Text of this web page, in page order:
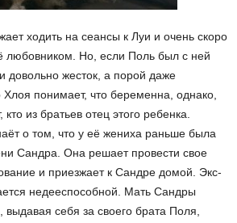
ходить на сеансы к Луи и очень скоро
любовником. Но, если Поль был с ней
довольно жесток, а порой даже
Хлоя понимает, что беременна, однако,
из братьев отец этого ребенка.
о том, что у её жениха раньше была
Сандра. Она решает провести свое
и приезжает к Сандре домой. Экс-
недееспособной. Мать Сандры
выдавая себя за своего брата Поля,